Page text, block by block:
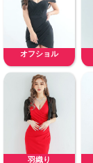
オフショル
羽織り